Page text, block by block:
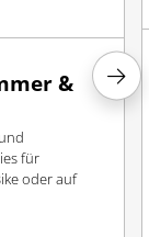
&
für
oder auf